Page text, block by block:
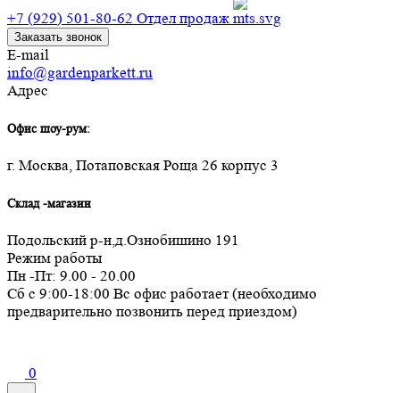
+7 (929) 501-80-62 Отдел продаж
Заказать звонок
E-mail
info@gardenparkett.ru
Адрес
Офис шоу-рум:
г. Москва, Потаповская Роща 26 корпус 3
Склад -магазин
Подольский р-н,д.Ознобишино 191
Режим работы
Пн -Пт: 9.00 - 20.00
Сб с 9:00-18:00 Вс офис работает (необходимо
предварительно позвонить перед приездом)
0